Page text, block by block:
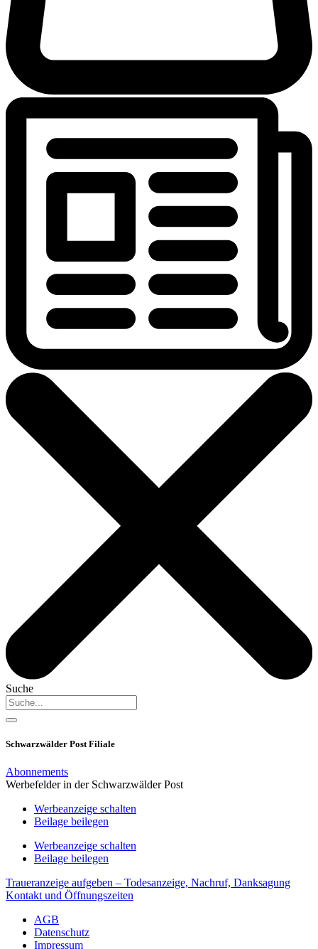
Suche
Schwarzwälder Post Filiale
Abonnements
Werbefelder in der Schwarzwälder Post
Werbeanzeige schalten
Beilage beilegen
Werbeanzeige schalten
Beilage beilegen
Traueranzeige aufgeben – Todesanzeige, Nachruf, Danksagung
Kontakt und Öffnungszeiten
AGB
Datenschutz
Impressum